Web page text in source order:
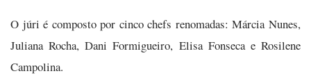
O júri é composto por cinco chefs renomadas: Márcia Nunes,
Juliana Rocha, Dani Formigueiro, Elisa Fonseca e Rosilene
Campolina.